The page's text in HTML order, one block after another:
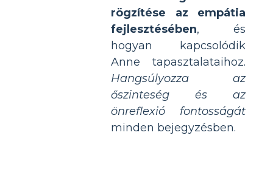
rögzítése az empátia
fejlesztésében, és
hogyan kapcsolódik
Anne tapasztalataihoz.
Hangsúlyozza az
őszinteség és az
önreflexió fontosságát
minden bejegyzésben.